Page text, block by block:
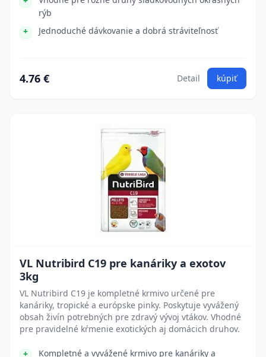
rýb
Jednoduché dávkovanie a dobrá stráviteľnosť
4.76 € Detail kúpiť
VL Nutribird C19 pre kanáriky a exotov
3kg
VL Nutribird C19 je kompletné krmivo určené pre
kanáriky, tropické a európske pinky. Poskytuje vyvážený
obsah živín potrebných pre zdravý vývoj vtákov. Vhodné
pre pravidelné kŕmenie exotických aj domácich druhov.
Kompletné a vyvážené krmivo pre kanáriky a